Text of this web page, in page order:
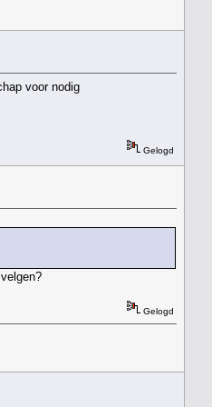
voor nodig
Gelogd
Gelogd